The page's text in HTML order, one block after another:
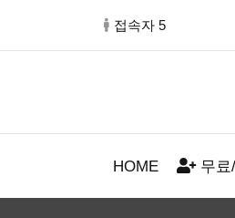
접속자 5
HOME 무료